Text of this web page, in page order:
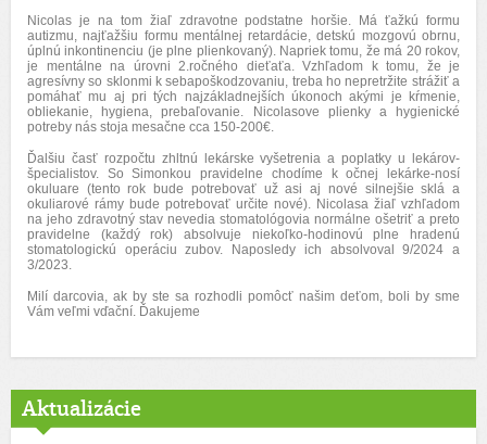
Nicolas je na tom žiaľ zdravotne podstatne horšie. Má ťažkú formu
autizmu, najťažšiu formu mentálnej retardácie, detskú mozgovú obrnu,
úplnú inkontinenciu (je plne plienkovaný). Napriek tomu, že má 20 rokov,
je mentálne na úrovni 2.ročného dieťaťa. Vzhľadom k tomu, že je
agresívny so sklonmi k sebapoškodzovaniu, treba ho nepretržite strážiť a
pomáhať mu aj pri tých najzákladnejších úkonoch akými je kŕmenie,
obliekanie, hygiena, prebaľovanie. Nicolasove plienky a hygienické
potreby nás stoja mesačne cca 150-200€.
Ďalšiu časť rozpočtu zhltnú lekárske vyšetrenia a poplatky u lekárov-
špecialistov. So Simonkou pravidelne chodíme k očnej lekárke-nosí
okuluare (tento rok bude potrebovať už asi aj nové silnejšie sklá a
okuliarové rámy bude potrebovať určite nové). Nicolasa žiaľ vzhľadom
na jeho zdravotný stav nevedia stomatológovia normálne ošetriť a preto
pravidelne (každý rok) absolvuje niekoľko-hodinovú plne hradenú
stomatologickú operáciu zubov. Naposledy ich absolvoval 9/2024 a
3/2023.
Milí darcovia, ak by ste sa rozhodli pomôcť našim deťom, boli by sme
Vám veľmi vďační. Ďakujeme
Aktualizácie